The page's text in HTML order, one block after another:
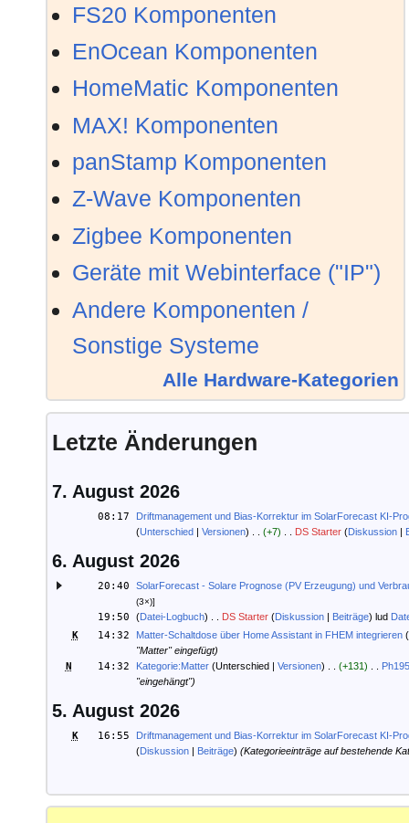
FS20 Komponenten
EnOcean Komponenten
HomeMatic Komponenten
MAX! Komponenten
panStamp Komponenten
Z-Wave Komponenten
Zigbee Komponenten
Geräte mit Webinterface ("IP")
Andere Komponenten /
Sonstige Systeme
Alle Hardware-Kategorien
14.01.2019: DerFHEM Connector
02.11.2018: Das ModulTA_CMI_JSON
Technische Alternative
zum Loggen von Daten
11.09.2018: Mit dem Modul
typische
Rollläden u.ä.
Öffnen bei
oder das Anfahren von
zugehörigen Fensters.
Die ModuleBabbleund
30.08.2017: WINCONNECT- Windows
abfragen/anzeigen.
24.08.2017: FHEMWEB/Widgets-
FHEMWEB
Neues ModulYAAHMwird
Oberfläche bereit, um per
Ausführung von
zu konfigurieren
24.07.2017: Verbindung mit dem
Letzte Änderungen
7. August 2026
08:17
Driftmanagement und Bias-Korrektur im SolarForecast KI-
Unterschied
Versionen +7 DS Starter Diskussion
6. August 2026
20:40 SolarForecast - Solare Prognose (PV Erzeugung) und
(3×)]
19:50 Datei-Logbuch DS Starter Diskussion Beiträge lud
K14:32 Matter-Schaltdose über Home Assistant in FHEM integrieren
"Matter" eingefügt)
N 14:32 Kategorie:Matter Unterschied Versionen +131
"eingehängt")
5. August 2026
K16:55
Driftmanagement und Bias-Korrektur im SolarForecast KI-
Diskussion
Beiträge (Kategorieeinträge auf bestehende